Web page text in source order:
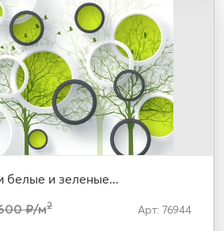
белые и зеленые...
₽/м2 Арт: 76944